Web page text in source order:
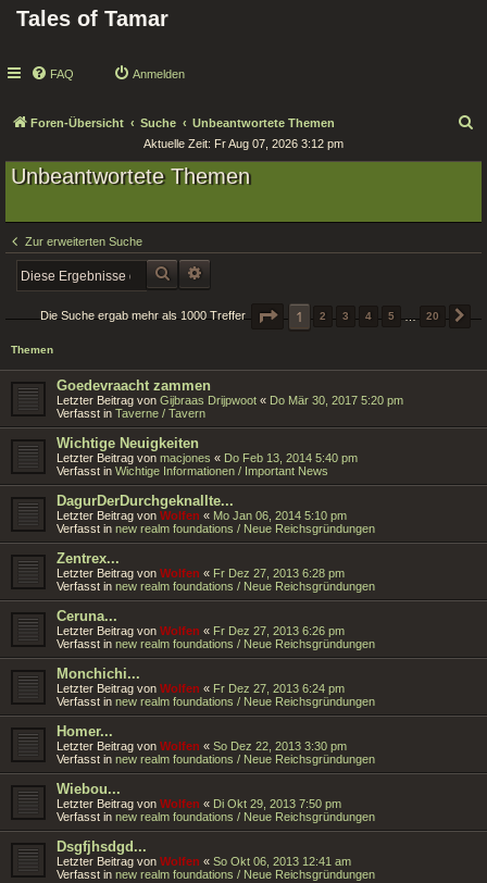
Tales of Tamar
FAQ Anmelden
Foren-Übersicht Suche Unbeantwortete Themen
e
Aktuelle Zeit: Fr Aug 07, 2026 3:12 pm
Unbeantwortete Themen
Zur erweiterten Suche
SUCHE
Die Suche ergab mehr als 1000 Treffer SEITE 1VON
1 2 3 4 5 … 20
Themen
Goedevraacht zammen
Letzter Beitrag von Gijbraas Drijpwoot « Do Mär 30, 2017 5:20 pm
Verfasst in Taverne / Tavern
Wichtige Neuigkeiten
Letzter Beitrag von macjones « Do Feb 13, 2014 5:40 pm
Verfasst in Wichtige Informationen / Important News
DagurDerDurchgeknallte...
Letzter Beitrag von Wolfen « Mo Jan 06, 2014 5:10 pm
Verfasst in new realm foundations / Neue Reichsgründungen
Zentrex...
Letzter Beitrag von Wolfen « Fr Dez 27, 2013 6:28 pm
Verfasst in new realm foundations / Neue Reichsgründungen
Ceruna...
Letzter Beitrag von Wolfen « Fr Dez 27, 2013 6:26 pm
Verfasst in new realm foundations / Neue Reichsgründungen
Monchichi...
Letzter Beitrag von Wolfen « Fr Dez 27, 2013 6:24 pm
Verfasst in new realm foundations / Neue Reichsgründungen
Homer...
Letzter Beitrag von Wolfen « So Dez 22, 2013 3:30 pm
Verfasst in new realm foundations / Neue Reichsgründungen
Wiebou...
Letzter Beitrag von Wolfen « Di Okt 29, 2013 7:50 pm
Verfasst in new realm foundations / Neue Reichsgründungen
Dsgfjhsdgd...
Letzter Beitrag von Wolfen « So Okt 06, 2013 12:41 am
Verfasst in new realm foundations / Neue Reichsgründungen